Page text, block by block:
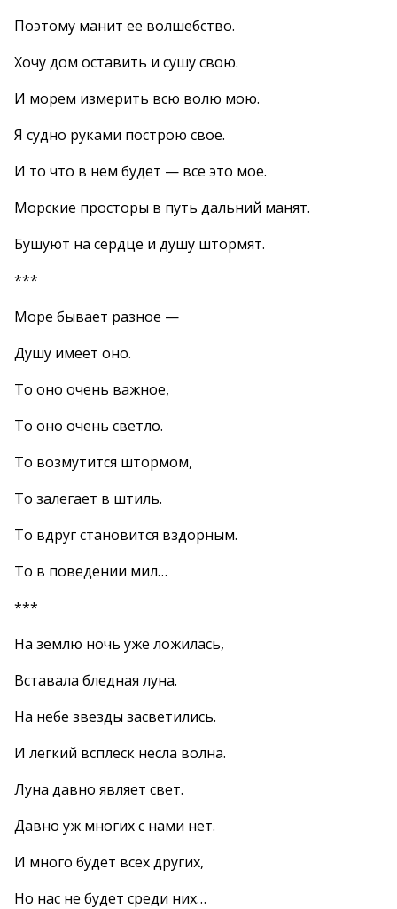
Поэтому манит ее волшебство.
Хочу дом оставить и сушу свою.
И морем измерить всю волю мою.
Я судно руками построю свое.
И то что в нем будет — все это мое.
Морские просторы в путь дальний манят.
Бушуют на сердце и душу штормят.
***
Море бывает разное —
Душу имеет оно.
То оно очень важное,
То оно очень светло.
То возмутится штормом,
То залегает в штиль.
То вдруг становится вздорным.
То в поведении мил…
***
На землю ночь уже ложилась,
Вставала бледная луна.
На небе звезды засветились.
И легкий всплеск несла волна.
Луна давно являет свет.
Давно уж многих с нами нет.
И много будет всех других,
Но нас не будет среди них…